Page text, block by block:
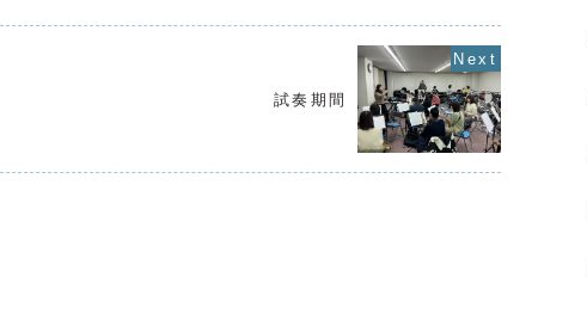
回2部は映画音楽...
試奏期間